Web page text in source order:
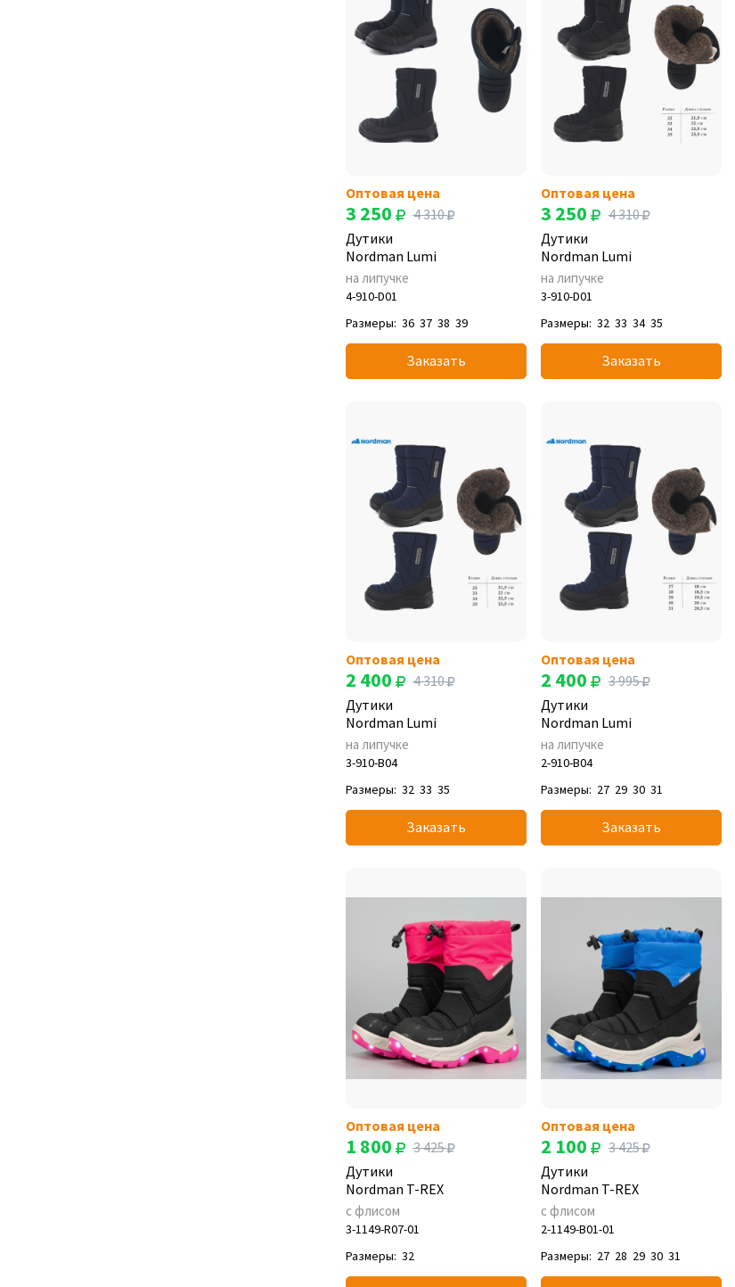
Оптовая цена
3 250
4 310
Дутики
Nordman Lumi
на липучке
4-910-D01
Размеры: 36 37 38 39
Заказать
Оптовая цена
3 250
4 310
Дутики
Nordman Lumi
на липучке
3-910-D01
Размеры: 32 33 34 35
Заказать
Оптовая цена
2 400
4 310
Дутики
Nordman Lumi
на липучке
3-910-B04
Размеры: 32 33 35
Заказать
Оптовая цена
2 400
3 995
Дутики
Nordman Lumi
на липучке
2-910-B04
Размеры: 27 29 30 31
Заказать
Оптовая цена
1 800
3 425
Дутики
Nordman T-REX
с флисом
3-1149-R07-01
Размеры: 32
Оптовая цена
2 100
3 425
Дутики
Nordman T-REX
с флисом
2-1149-B01-01
Размеры: 27 28 29 30 31